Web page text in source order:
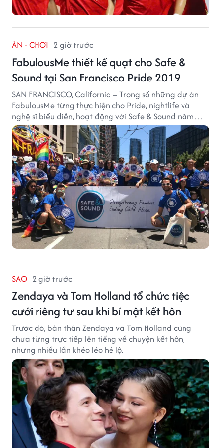
ĂN - CHƠI 2 giờ trước
FabulousMe thiết kế quạt cho Safe &
Sound tại San Francisco Pride 2019
SAN FRANCISCO, California – Trong số những dự án
FabulousMe từng thực hiện cho Pride, nightlife và
nghệ sĩ biểu diễn, hoạt động với Safe & Sound năm
2019 mang một bối cảnh khác biệt. Safe & Sound là tổ
chức phi lợi nhuận tại San Francisco hoạt động trong
lĩnh vực phòng ngừa bạo hành trẻ em, hỗ trợ gia đình
và xây dựng môi trường an toàn cho trẻ em.
SAO 2 giờ trước
Zendaya và Tom Holland tổ chức tiệc
cưới riêng tư sau khi bí mật kết hôn
Trước đó, bản thân Zendaya và Tom Holland cũng
chưa từng trực tiếp lên tiếng về chuyện kết hôn,
nhưng nhiều lần khéo léo hé lộ.